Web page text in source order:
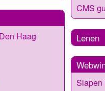
Haag
CMS
Lenen
Slapen